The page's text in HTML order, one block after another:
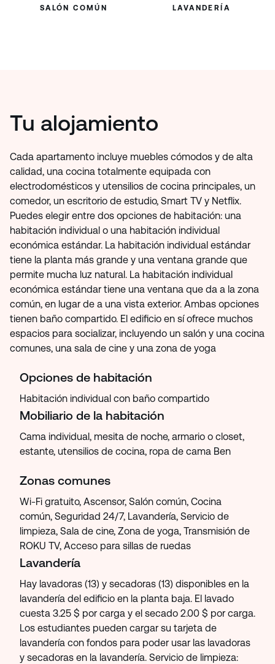
SALÓN COMÚN LAVANDERÍA
Tu alojamiento
Cada apartamento incluye muebles cómodos y de alta
calidad, una cocina totalmente equipada con
electrodomésticos y utensilios de cocina principales, un
comedor, un escritorio de estudio, Smart TV y Netflix.
Puedes elegir entre dos opciones de habitación: una
habitación individual o una habitación individual
económica estándar. La habitación individual estándar
tiene la planta más grande y una ventana grande que
permite mucha luz natural. La habitación individual
económica estándar tiene una ventana que da a la zona
común, en lugar de a una vista exterior. Ambas opciones
tienen baño compartido. El edificio en sí ofrece muchos
espacios para socializar, incluyendo un salón y una cocina
comunes, una sala de cine y una zona de yoga
Opciones de habitación
Habitación individual con baño compartido
Mobiliario de la habitación
Cama individual, mesita de noche, armario o closet,
estante, utensilios de cocina, ropa de cama Ben
Zonas comunes
Wi-Fi gratuito, Ascensor, Salón común, Cocina
común, Seguridad 24/7, Lavandería, Servicio de
limpieza, Sala de cine, Zona de yoga, Transmisión de
ROKU TV, Acceso para sillas de ruedas
Lavandería
Hay lavadoras (13) y secadoras (13) disponibles en la
lavandería del edificio en la planta baja. El lavado
cuesta 3.25 $ por carga y el secado 2.00 $ por carga.
Los estudiantes pueden cargar su tarjeta de
lavandería con fondos para poder usar las lavadoras
y secadoras en la lavandería. Servicio de limpieza: